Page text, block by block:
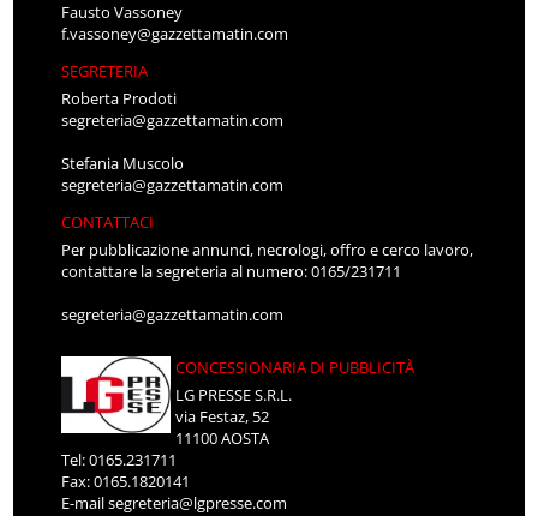
Fausto Vassoney
f.vassoney@gazzettamatin.com
SEGRETERIA
Roberta Prodoti
segreteria@gazzettamatin.com
Stefania Muscolo
segreteria@gazzettamatin.com
CONTATTACI
Per pubblicazione annunci, necrologi, offro e cerco lavoro,
contattare la segreteria al numero: 0165/231711
segreteria@gazzettamatin.com
CONCESSIONARIA DI PUBBLICITÀ
LG PRESSE S.R.L.
via Festaz, 52
11100 AOSTA
Tel: 0165.231711
Fax: 0165.1820141
E-mailsegreteria@lgpresse.com